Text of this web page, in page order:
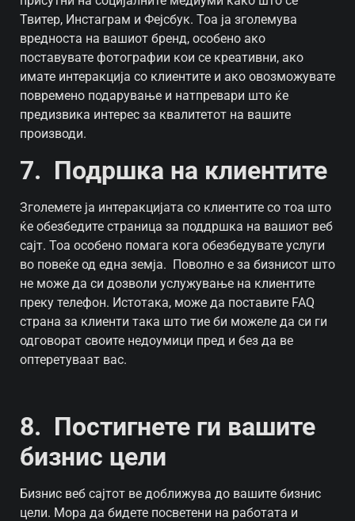
Твитер, Инстаграм и Фејсбук. Тоа ја зголемува
вредноста на вашиот бренд, особено ако
поставувате фотографии кои се креативни, ако
имате интеракција со клиентите и ако овозможувате
повремено подарување и натпревари што ќе
предизвика интерес за квалитетот на вашите
производи.
7. Подршка на клиентите
Зголемете ја интеракцијата со клиентите со тоа што
ќе обезбедите страница за поддршка на вашиот веб
сајт. Тоа особено помага кога обезбедувате услуги
во повеќе од една земја. Поволно е за бизнисот што
не може да си дозволи услужување на клиентите
преку телефон. Истотака, може да поставите FAQ
страна за клиенти така што тие би можеле да си ги
одговорат своите недоумици пред и без да ве
оптеретуваат вас.
8. Постигнете ги вашите
бизнис цели
Бизнис веб сајтот ве доближува до вашите бизнис
цели. Мора да бидете посветени на работата и